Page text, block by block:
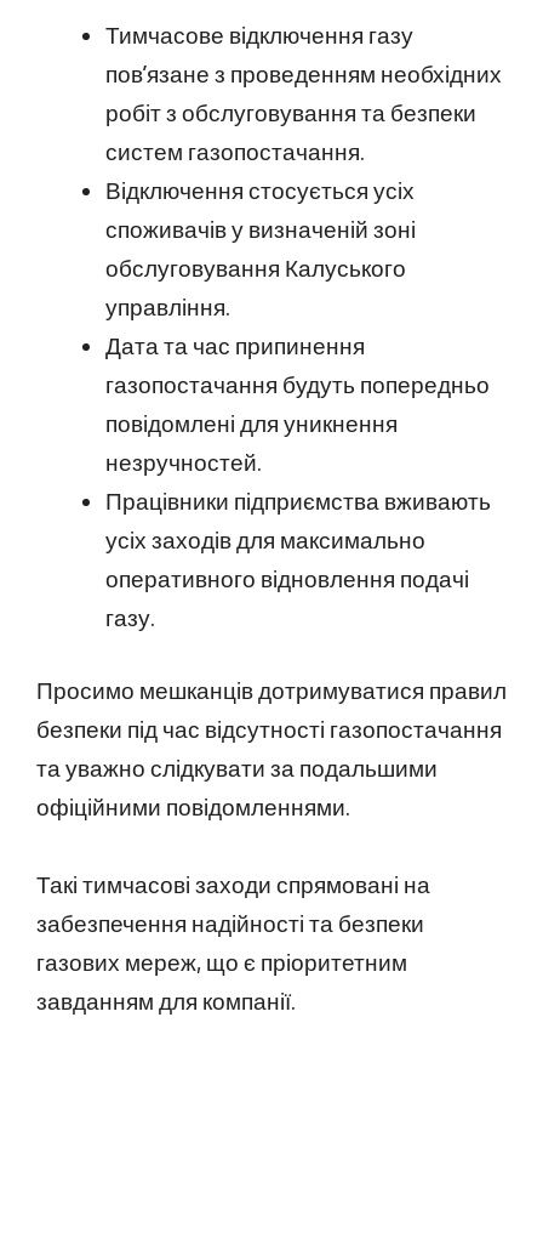
Тимчасове відключення газу
пов’язане з проведенням необхідних
робіт з обслуговування та безпеки
систем газопостачання.
Відключення стосується усіх
споживачів у визначеній зоні
обслуговування Калуського
управління.
Дата та час припинення
газопостачання будуть попередньо
повідомлені для уникнення
незручностей.
Працівники підприємства вживають
усіх заходів для максимально
оперативного відновлення подачі
газу.
Просимо мешканців дотримуватися правил
безпеки під час відсутності газопостачання
та уважно слідкувати за подальшими
офіційними повідомленнями.
Такі тимчасові заходи спрямовані на
забезпечення надійності та безпеки
газових мереж, що є пріоритетним
завданням для компанії.